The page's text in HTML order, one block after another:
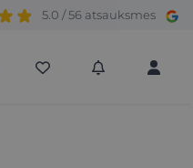
5.0 / 56 atsauksmes